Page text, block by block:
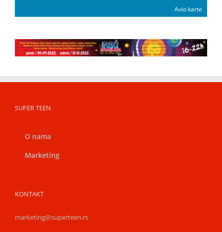
Avio karte
SUPER TEEN
O nama
Marketing
KONTAKT
marketing@superteen.rs